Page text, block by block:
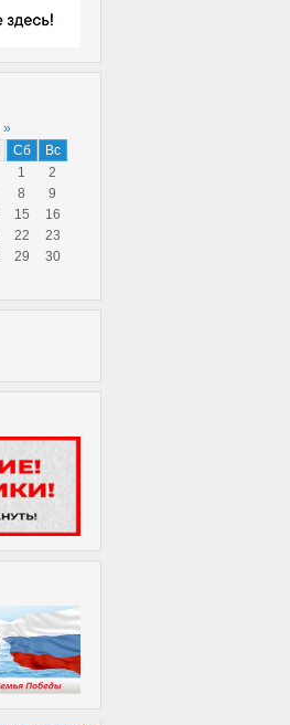
»
Сб
Вс
1
2
8
9
15
16
22
23
29
30